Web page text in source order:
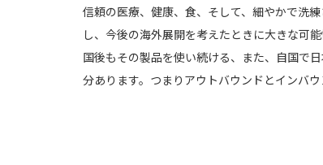
信頼の医療、健康、食、そして、細やかで洗
し、今後の海外展開を考えたときに大きな可
国後もその製品を使い続ける、また、自国で
分あります。つまりアウトバウンドとインバ